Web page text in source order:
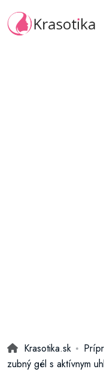
Krasotika.sk
zubný gél s aktívnym